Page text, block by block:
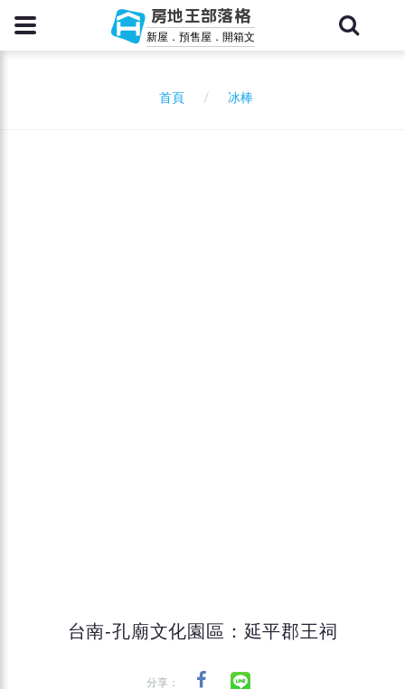
房地王部落格
新屋．預售屋．開箱文
首頁 冰棒
台南-孔廟文化園區：延平郡王祠
分享：